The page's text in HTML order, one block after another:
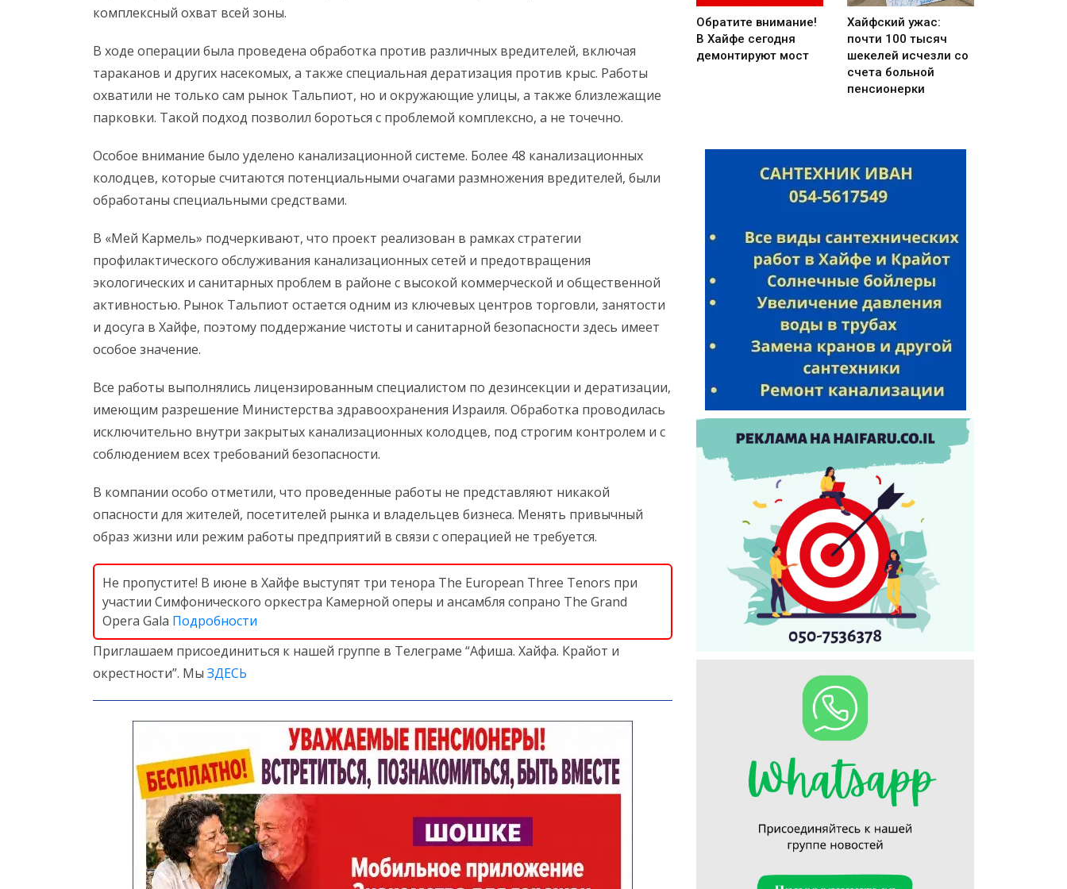
Искать
комплексный охват всей зоны.
В ходе операции была проведена обработка против различных вредителей, включая
тараканов и других насекомых, а также специальная дератизация против крыс. Работы
охватили не только сам рынок Тальпиот, но и окружающие улицы, а также близлежащие
парковки. Такой подход позволил бороться с проблемой комплексно, а не точечно.
Особое внимание было уделено канализационной системе. Более 48 канализационных
колодцев, которые считаются потенциальными очагами размножения вредителей, были
обработаны специальными средствами.
В «Мей Кармель» подчеркивают, что проект реализован в рамках стратегии
профилактического обслуживания канализационных сетей и предотвращения
экологических и санитарных проблем в районе с высокой коммерческой и общественной
активностью. Рынок Тальпиот остается одним из ключевых центров торговли, занятости
и досуга в Хайфе, поэтому поддержание чистоты и санитарной безопасности здесь имеет
особое значение.
Все работы выполнялись лицензированным специалистом по дезинсекции и дератизации,
имеющим разрешение Министерства здравоохранения Израиля. Обработка проводилась
исключительно внутри закрытых канализационных колодцев, под строгим контролем и с
соблюдением всех требований безопасности.
В компании особо отметили, что проведенные работы не представляют никакой
опасности для жителей, посетителей рынка и владельцев бизнеса. Менять привычный
образ жизни или режим работы предприятий в связи с операцией не требуется.
Не пропустите! В июне в Хайфе выступят три тенора The European Three Tenors при
участии Симфонического оркестра Камерной оперы и ансамбля сопрано The Grand
Opera Gala Подробности
Приглашаем присоединиться к нашей группе в Телеграме “Афиша. Хайфа. Крайот и
окрестности”. Мы ЗДЕСЬ
Обратите внимание!
В Хайфе сегодня
демонтируют мост
Хайфский ужас:
почти 100 тысяч
шекелей исчезли со
счета больной
пенсионерки